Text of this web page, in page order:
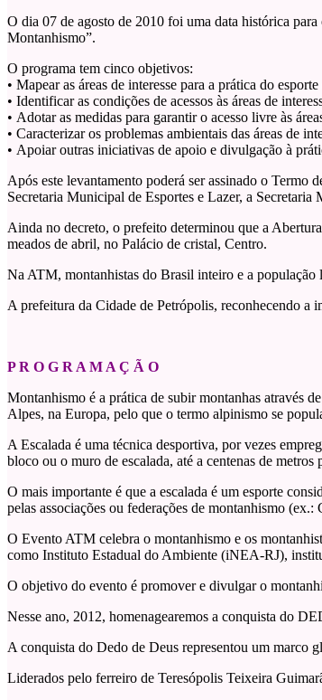
O dia 07 de agosto de 2010 foi uma data histórica
Montanhismo”.
O programa tem cinco objetivos:
• Mapear as áreas de interesse para a prática do
• Identificar as condições de acessos às áreas de
• Adotar as medidas para garantir o acesso livre às
• Caracterizar os problemas ambientais das áreas de
• Apoiar outras iniciativas de apoio e divulgação à
Após este levantamento poderá ser assinado o Termo
Secretaria Municipal de Esportes e Lazer, a
Ainda no decreto, o prefeito determinou que a
meados de abril, no Palácio de cristal, Centro.
Na ATM, montanhistas do Brasil inteiro e a população
A prefeitura da Cidade de Petrópolis, reconhecendo
P R O G R A M A Ç Ã O
Montanhismo é a prática de subir montanhas através
Alpes, na Europa, pelo que o termo alpinismo se
A Escalada é uma técnica desportiva, por vezes
bloco ou o muro de escalada, até a centenas de metros
O mais importante é que a escalada é um esporte
pelas associações ou federações de montanhismo
O Evento ATM celebra o montanhismo e os
como Instituto Estadual do Ambiente (iNEA-RJ),
O objetivo do evento é promover e divulgar o
Nesse ano, 2012, homenagearemos a conquista do
A conquista do Dedo de Deus representou um marco
Liderados pelo ferreiro de Teresópolis Teixeira